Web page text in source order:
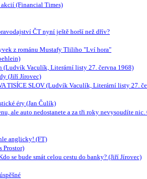
(Financial Times)
ČT nyní ještě horší než dřív?
z románu Mustafy Tliliho "Lví hora"
(Ludvík Vaculík, Literární listy 27. června 1968)
(Jiří Jírovec)
TISÍCE SLOV (Ludvík Vaculík, Literární listy 27.
éry (Jan Čulík)
ale auto nedostanete a za tři roky nevysoudíte
anglicky! (FT)
Prostor)
se bude smát celou cestu do banky? (Jiří Jírovec)